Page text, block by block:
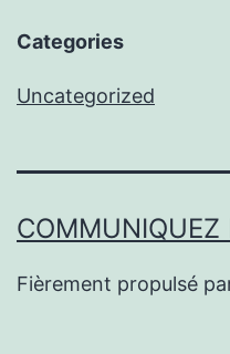
Categories
Uncategorized
Fièrement propulsé